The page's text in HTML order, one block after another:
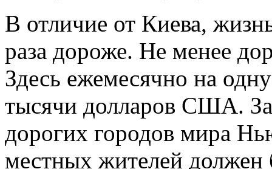
В отличие от Киева,
раза дороже. Не менее
Здесь ежемесячно на
тысячи долларов США.
дорогих городов мира
местных жителей